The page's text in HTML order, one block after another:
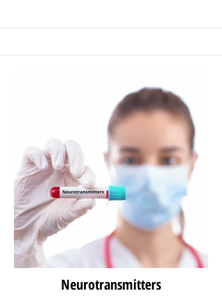
Neurotransmitters